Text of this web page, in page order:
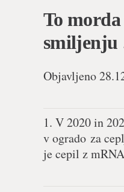
To
Objavljeno
1. V 2020 in
v ogrado za
je cepil z